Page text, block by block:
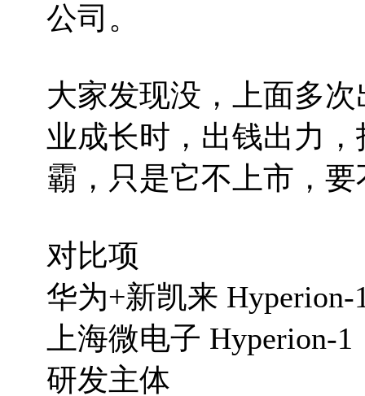
公司。
大家发现没，上面多
业成长时，出钱出力
霸，只是它不上市，
对比项
华为+新凯来 Hyperion-
上海微电子 Hyperion-1
研发主体